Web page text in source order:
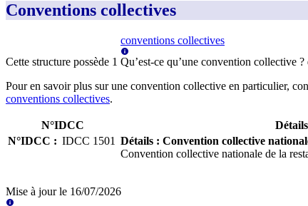
Conventions collectives
Cette structure possède 1
conventions collectives
Qu’est-ce qu’une convention collective ?
Pour en savoir plus sur une convention collective en particulier,
conventions collectives.
N°IDCC Détails
N°IDCC : IDCC 1501 Détails : Convention collective
Convention collective nationale de la
Mise à jour le 16/07/2026